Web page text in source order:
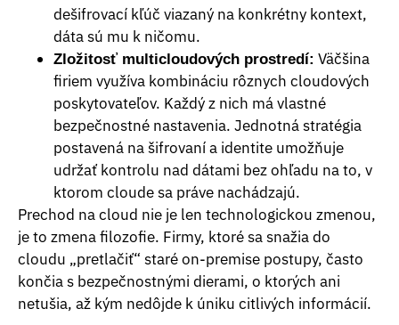
dešifrovací kľúč viazaný na konkrétny kontext,
dáta sú mu k ničomu.
Zložitosť multicloudových prostredí: Väčšina
firiem využíva kombináciu rôznych cloudových
poskytovateľov. Každý z nich má vlastné
bezpečnostné nastavenia. Jednotná stratégia
postavená na šifrovaní a identite umožňuje
udržať kontrolu nad dátami bez ohľadu na to, v
ktorom cloude sa práve nachádzajú.
Prechod na cloud nie je len technologickou zmenou,
je to zmena filozofie. Firmy, ktoré sa snažia do
cloudu „pretlačiť“ staré on-premise postupy, často
končia s bezpečnostnými dierami, o ktorých ani
netušia, až kým nedôjde k úniku citlivých informácií.